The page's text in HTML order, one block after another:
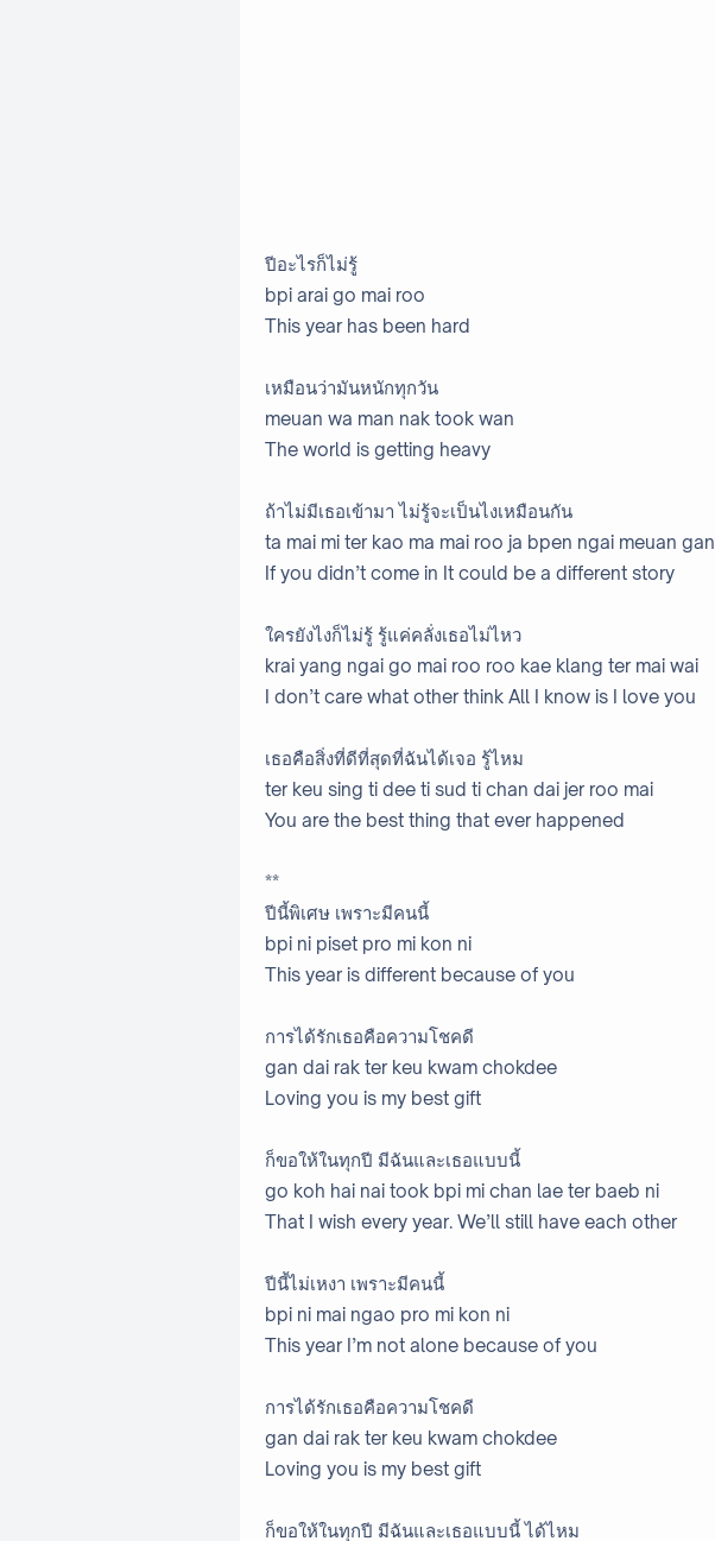
ปีอะไรก็ไม่รู้
bpi arai go mai roo
This year has been hard
เหมือนว่ามันหนักทุกวัน
meuan wa man nak took wan
The world is getting heavy
ถ้าไม่มีเธอเข้ามา ไม่รู้จะเป็นไงเหมือนกัน
ta mai mi ter kao ma mai roo ja bpen ngai meuan gan
If you didn’t come in It could be a different story
ใครยังไงก็ไม่รู้ รู้แค่คลั่งเธอไม่ไหว
krai yang ngai go mai roo roo kae klang ter mai wai
I don’t care what other think All I know is I love you
เธอคือสิ่งที่ดีที่สุดที่ฉันได้เจอ รู้ไหม
ter keu sing ti dee ti sud ti chan dai jer roo mai
You are the best thing that ever happened
**
ปีนี้พิเศษ เพราะมีคนนี้
bpi ni piset pro mi kon ni
This year is different because of you
การได้รักเธอคือความโชคดี
gan dai rak ter keu kwam chokdee
Loving you is my best gift
ก็ขอให้ในทุกปี มีฉันและเธอแบบนี้
go koh hai nai took bpi mi chan lae ter baeb ni
That I wish every year. We’ll still have each other
ปีนี้ไม่เหงา เพราะมีคนนี้
bpi ni mai ngao pro mi kon ni
This year I’m not alone because of you
การได้รักเธอคือความโชคดี
gan dai rak ter keu kwam chokdee
Loving you is my best gift
ก็ขอให้ในทุกปี มีฉันและเธอแบบนี้ ได้ไหม